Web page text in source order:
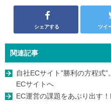
シェアする ツイ
関連記事
自社ECサイト”勝利の方程式
ECサイトへ
EC運営の課題をあぶり出す